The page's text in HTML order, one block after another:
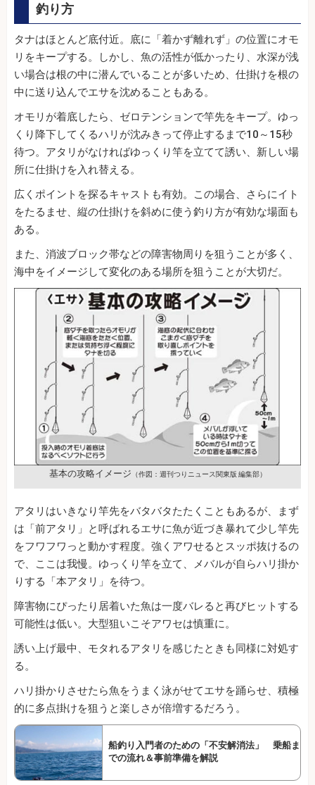
釣り方
タナはほとんど底付近。底に「着かず離れず」の位置にオモ
リをキープする。しかし、魚の活性が低かったり、水深が浅
い場合は根の中に潜んでいることが多いため、仕掛けを根の
中に送り込んでエサを沈めることもある。
オモリが着底したら、ゼロテンションで竿先をキープ。ゆっ
くり降下してくるハリが沈みきって停止するまで10～15秒
待つ。アタリがなければゆっくり竿を立てて誘い、新しい場
所に仕掛けを入れ替える。
広くポイントを探るキャストも有効。この場合、さらにイト
をたるませ、縦の仕掛けを斜めに使う釣り方が有効な場面も
ある。
また、消波ブロック帯などの障害物周りを狙うことが多く、
海中をイメージして変化のある場所を狙うことが大切だ。
基本の攻略イメージ （作図：週刊つりニュース関東版 編集部）
アタリはいきなり竿先をバタバタたたくこともあるが、まず
は「前アタリ」と呼ばれるエサに魚が近づき暴れて少し竿先
をフワフワっと動かす程度。強くアワせるとスッポ抜けるの
で、ここは我慢。ゆっくり竿を立て、メバルが自らハリ掛か
りする「本アタリ」を待つ。
障害物にぴったり居着いた魚は一度バレると再びヒットする
可能性は低い。大型狙いこそアワセは慎重に。
誘い上げ最中、モタれるアタリを感じたときも同様に対処す
る。
ハリ掛かりさせたら魚をうまく泳がせてエサを踊らせ、積極
的に多点掛けを狙うと楽しさが倍増するだろう。
船釣り入門者のための「不安解消法」 乗船ま
での流れ＆事前準備を解説